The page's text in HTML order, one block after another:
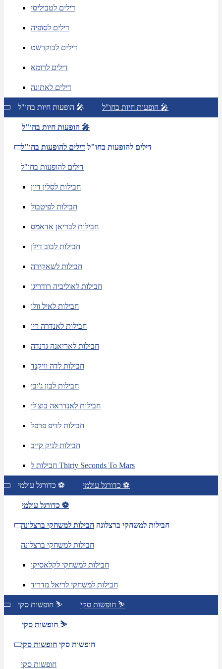
דילים לטביליסי
דילים לסופיה
דילים לבוקרשט
דילים לרומא
דילים לאתונה
הופעות חיות בחו"ל 🎤 הופעות חיות בחו"ל 🎤
הופעות חיות בחו"ל 🎤
דילים להופעות בחו"ל דילים להופעות בחו"ל
דילים להופעות בחו"ל
חבילות לסלין דיון
חבילות לפיטבול
חבילות לבריאן אדאמס
חבילות לבוב דילן
חבילות לשאקירה
חבילות לאוליביה רודריגו
חבילות לאיל וולו
חבילות לאנדרה ריו
חבילות לאריאנה גרנדה
חבילות לדה וויקנד
חבילות לבון ג'ובי
חבילות לאנדראה בוצ'לי
חבילות לדיפ פרפל
חבילות לניק קייב
חבילות ל Thirty Seconds To Mars
כדורגל עולמי ⚽ כדורגל עולמי ⚽
כדורגל עולמי ⚽
חבילות למשחקי ברצלונה חבילות למשחקי ברצלונה
חבילות למשחקי ברצלונה
חבילות למשחקי לקלאסיקו
חבילות למשחקי לריאל מדריד
חופשות סקי ⛷️ חופשות סקי ⛷️
חופשות סקי ⛷️
חופשות סקי חופשות סקי
חופשות סקי